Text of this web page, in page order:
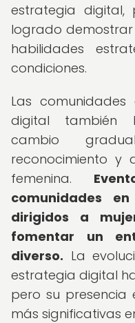
estrategia digital,
logrado demostrar
habilidades
condiciones.
Las
digital también
cambio
reconocimiento y
femenina.
comunidades
dirigidos a
fomentar un
diverso. La
estrategia digital
pero su presencia
más significativas